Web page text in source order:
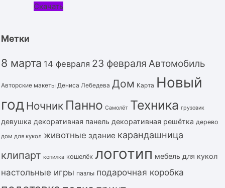
Скачать
Метки
8 марта 14 февраля 23 февраля Автомобиль
Авторские макеты Дениса Лебедева Дом Карта Новый
год Ночник Панно Самолёт Техника грузовик
девушка декоративная панель декоративная решётка дерево
дом для кукол животные здание карандашница
клипарт копилка кошелёк логотип мебель для кукол
настольные игры пазлы подарочная коробка